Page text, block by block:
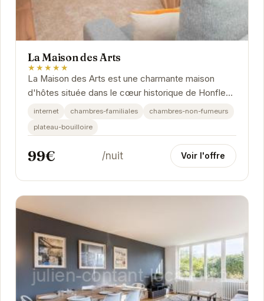
La Maison des Arts
★★★★★
La Maison des Arts est une charmante maison
d'hôtes située dans le cœur historique de Honfleur.
Elle propose des chambres décorées avec goût
internet chambres-familiales
chambres-non-fumeurs
plateau-bouilloire
99€ /nuit Voir l'offre